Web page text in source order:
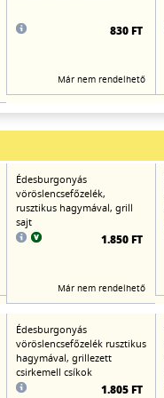
830 FT
Már nem rendelhető
Édesburgonyás
vöröslencsefőzelék,
rusztikus hagymával, grill
sajt
1.850 FT
Már nem rendelhető
Édesburgonyás
vöröslencsefőzelék rusztikus
hagymával, grillezett
csirkemell csíkok
1.805 FT